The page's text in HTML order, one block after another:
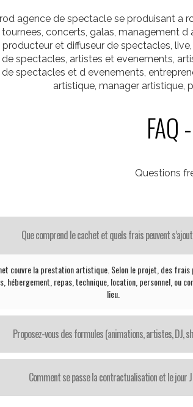
agence de spectacle se produisant a
concerts, galas, management d
et diffuseur de spectacles,
spectacles, artistes et evenements,
spectacles et d evenements,
artistique, manager artistique,
FAQ
Questions
Que comprend le cachet et quels frais peuvent
couvre la prestation artistique. Selon le projet, des frais
hébergement, repas, technique, location, personnel, ou
lieu.
Proposez-vous des formules (animations, artistes, DJ,
Comment se passe la contractualisation et le jour